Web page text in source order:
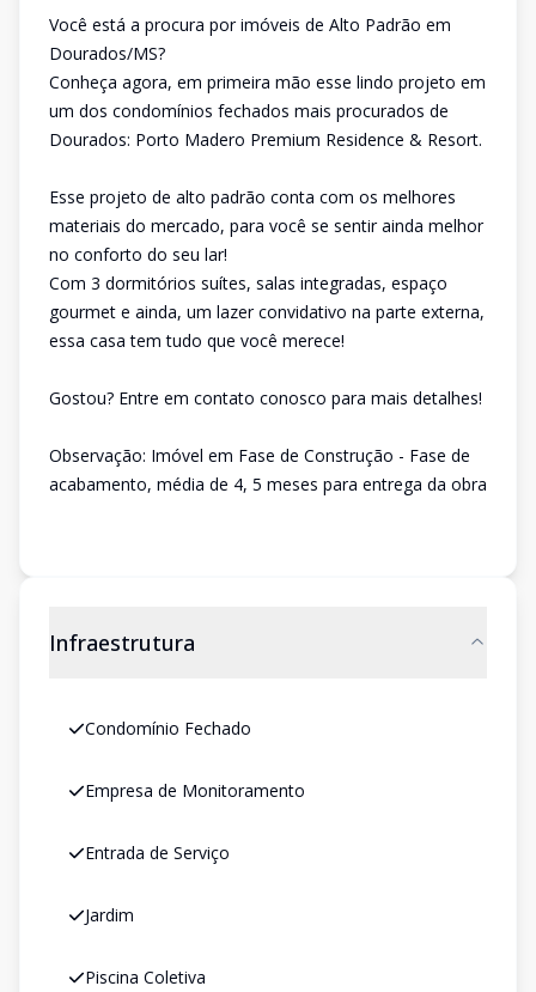
Você está a procura por imóveis de Alto Padrão em
Dourados/MS?
Conheça agora, em primeira mão esse lindo projeto em
um dos condomínios fechados mais procurados de
Dourados: Porto Madero Premium Residence & Resort.
Esse projeto de alto padrão conta com os melhores
materiais do mercado, para você se sentir ainda melhor
no conforto do seu lar!
Com 3 dormitórios suítes, salas integradas, espaço
gourmet e ainda, um lazer convidativo na parte externa,
essa casa tem tudo que você merece!
Gostou? Entre em contato conosco para mais detalhes!
Observação: Imóvel em Fase de Construção - Fase de
acabamento, média de 4, 5 meses para entrega da obra
Infraestrutura
Condomínio Fechado
Empresa de Monitoramento
Entrada de Serviço
Jardim
Piscina Coletiva